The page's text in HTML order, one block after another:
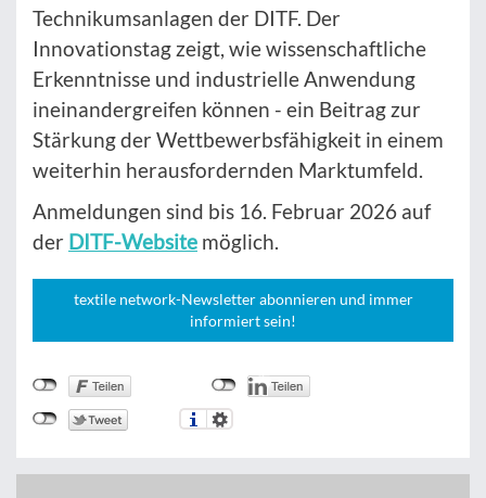
Technikumsanlagen der DITF. Der
Innovationstag zeigt, wie wissenschaftliche
Erkenntnisse und industrielle Anwendung
ineinandergreifen können - ein Beitrag zur
Stärkung der Wettbewerbsfähigkeit in einem
weiterhin herausfordernden Marktumfeld.
Anmeldungen sind bis 16. Februar 2026 auf
der DITF-Website möglich.
textile network-Newsletter abonnieren und immer
informiert sein!